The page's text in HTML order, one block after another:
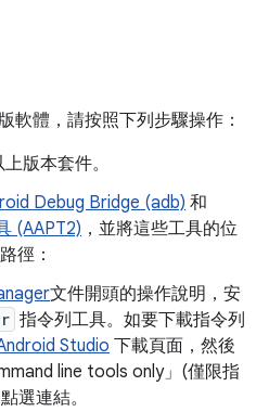
軟體，請按照下列步驟操作：
版本套件。
Debug Bridge (adb) 和
(AAPT2) ，並將這些工具的位
徑：
文件開頭的操作說明，安
指令列工具。如要下載指令列
Studio 下載頁面，然後
line tools only」(僅限指
選連結。